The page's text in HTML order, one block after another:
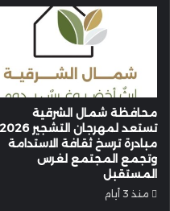
محافظة شمال الشرقية
تستعد لمهرجان التشجير 2026
مبادرة ترسخ ثقافة الاستدامة
وتجمع المجتمع لغرس
المستقبل
منذ 3 أيام